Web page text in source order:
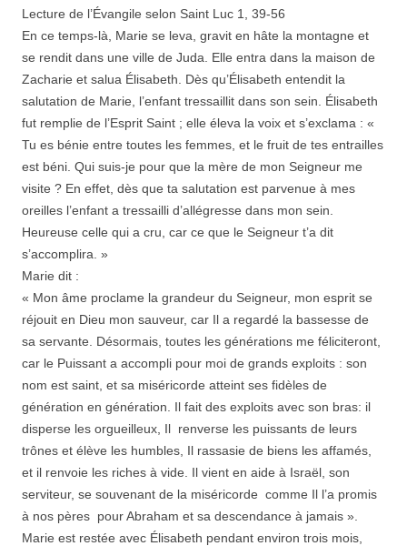
Lecture de l’Évangile selon Saint Luc 1, 39-56
En ce temps-là, Marie se leva, gravit en hâte la montagne et
se rendit dans une ville de Juda. Elle entra dans la maison de
Zacharie et salua Élisabeth. Dès qu’Élisabeth entendit la
salutation de Marie, l’enfant tressaillit dans son sein. Élisabeth
fut remplie de l’Esprit Saint ; elle éleva la voix et s’exclama : «
Tu es bénie entre toutes les femmes, et le fruit de tes entrailles
est béni. Qui suis-je pour que la mère de mon Seigneur me
visite ? En effet, dès que ta salutation est parvenue à mes
oreilles l’enfant a tressailli d’allégresse dans mon sein.
Heureuse celle qui a cru, car ce que le Seigneur t’a dit
s’accomplira. »
Marie dit :
« Mon âme proclame la grandeur du Seigneur, mon esprit se
réjouit en Dieu mon sauveur, car Il a regardé la bassesse de
sa servante. Désormais, toutes les générations me féliciteront,
car le Puissant a accompli pour moi de grands exploits : son
nom est saint, et sa miséricorde atteint ses fidèles de
génération en génération. Il fait des exploits avec son bras: il
disperse les orgueilleux, Il renverse les puissants de leurs
trônes et élève les humbles, Il rassasie de biens les affamés,
et il renvoie les riches à vide. Il vient en aide à Israël, son
serviteur, se souvenant de la miséricorde comme Il l’a promis
à nos pères pour Abraham et sa descendance à jamais ».
Marie est restée avec Élisabeth pendant environ trois mois,